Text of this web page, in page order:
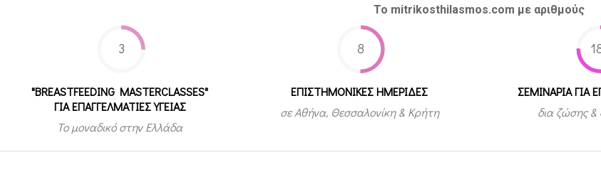
Το mitrikosthilasmos.com με αριθμούς
3
"BREASTFEEDING MASTERCLASSES"
ΓΙΑ ΕΠΑΓΓΕΛΜΑΤΙΕΣ ΥΓΕΙΑΣ
Το μοναδικό στην Ελλάδα
8
ΕΠΙΣΤΗΜΟΝΙΚΕΣ ΗΜΕΡΙΔΕΣ
σε Αθήνα, Θεσσαλονίκη & Κρήτη
ΣΕΜΙΝΑΡΙΑ ΓΙΑ
δια ζώσης &